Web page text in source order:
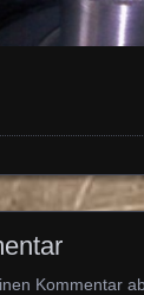
Kommentar